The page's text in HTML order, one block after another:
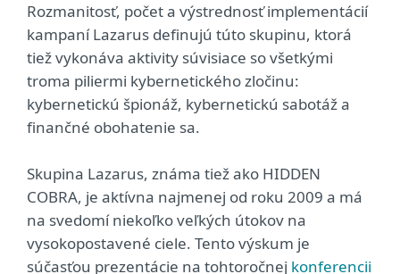
Rozmanitosť, počet a výstrednosť implementácií
kampaní Lazarus definujú túto skupinu, ktorá
tiež vykonáva aktivity súvisiace so všetkými
troma piliermi kybernetického zločinu:
kybernetickú špionáž, kybernetickú sabotáž a
finančné obohatenie sa.
Skupina Lazarus, známa tiež ako HIDDEN
COBRA, je aktívna najmenej od roku 2009 a má
na svedomí niekoľko veľkých útokov na
vysokopostavené ciele. Tento výskum je
súčasťou prezentácie na tohtoročnej konferencii